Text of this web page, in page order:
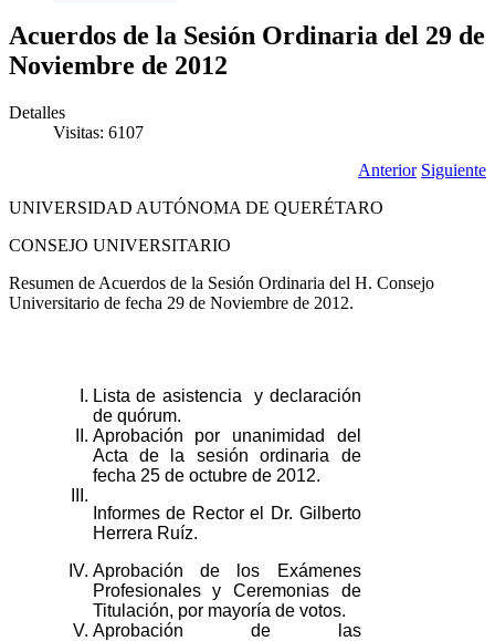
Acuerdos de la Sesión Ordinaria del 29 de
Noviembre de 2012
Detalles
Visitas: 6107
Anterior Siguiente
UNIVERSIDAD AUTÓNOMA DE QUERÉTARO
CONSEJO UNIVERSITARIO
Resumen de Acuerdos de la Sesión Ordinaria del H. Consejo
Universitario de fecha 29 de Noviembre de 2012.
I. Lista de asistencia y declaración
de quórum.
II. Aprobación por unanimidad del
Acta de la sesión ordinaria de
fecha 25 de octubre de 2012.
III.
Informes de Rector el Dr. Gilberto
Herrera Ruíz.
IV. Aprobación de los Exámenes
Profesionales y Ceremonias de
Titulación, por mayoría de votos.
V. Aprobación de las